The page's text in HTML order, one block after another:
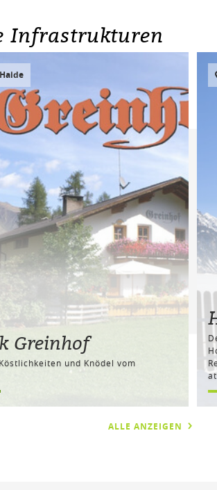
Infrastrukturen
Greinhof
und Knödel vom
ALLE ANZEIGEN